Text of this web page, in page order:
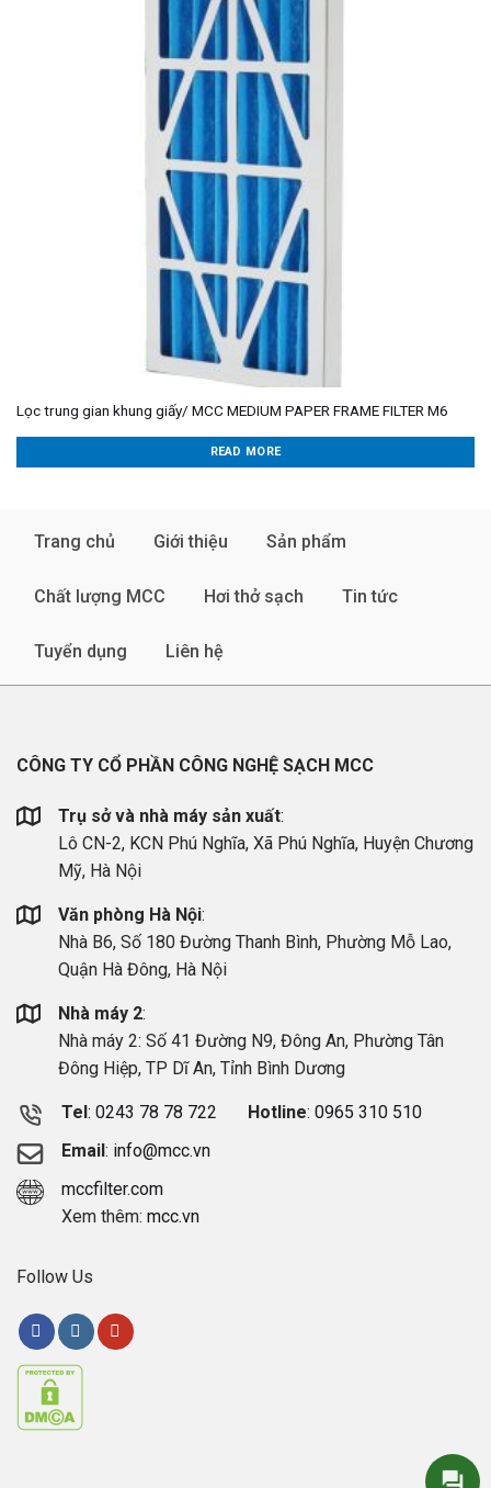
Lọc trung gian khung giấy/ MCC MEDIUM PAPER FRAME FILTER M6
READ MORE
Trang chủ Giới thiệu Sản phẩm
Chất lượng MCC Hơi thở sạch Tin tức
Tuyển dụng Liên hệ
CÔNG TY CỔ PHẦN CÔNG NGHỆ SẠCH MCC
Trụ sở và nhà máy sản xuất:
Lô CN-2, KCN Phú Nghĩa, Xã Phú Nghĩa, Huyện Chương
Mỹ, Hà Nội
Văn phòng Hà Nội:
Nhà B6, Số 180 Đường Thanh Bình, Phường Mỗ Lao,
Quận Hà Đông, Hà Nội
Nhà máy 2:
Nhà máy 2: Số 41 Đường N9, Đông An, Phường Tân
Đông Hiệp, TP Dĩ An, Tỉnh Bình Dương
Tel: 0243 78 78 722 Hotline: 0965 310 510
Email : info@mcc.vn
mccfilter.com
Xem thêm: mcc.vn
Follow Us